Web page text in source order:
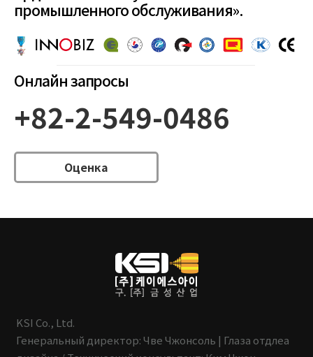
промышленного обслуживания».
Онлайн запросы
+82-2-549-0486
Оценка
KSI Co., Ltd.
Генеральный директор: Чве Чжонсоль | Глаза отдлеа